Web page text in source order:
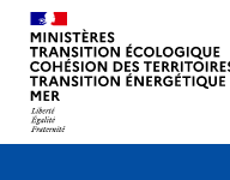
Navigation
Menu principal